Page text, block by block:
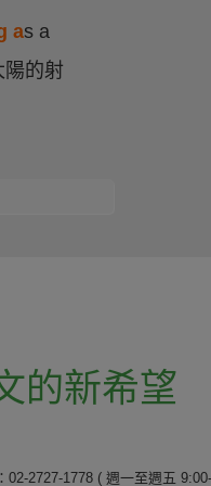
as a
的射
的新希望
02-2727-1778 ( 週一至週五